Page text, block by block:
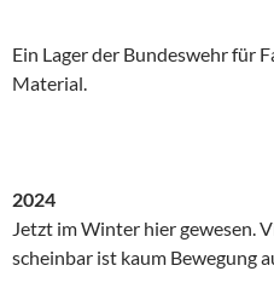
Ein Lager der Bundeswehr für
Material.
2024
Jetzt im Winter hier gewesen.
scheinbar ist kaum Bewegung